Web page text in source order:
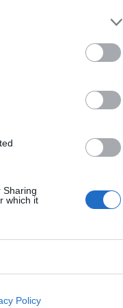
Sharing
which it
Policy
qu’ils ressentaient
honnêtement, c’est
pouvons pas faire,